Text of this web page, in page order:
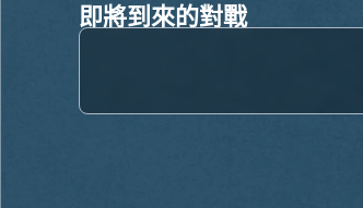
即將到來的對戰